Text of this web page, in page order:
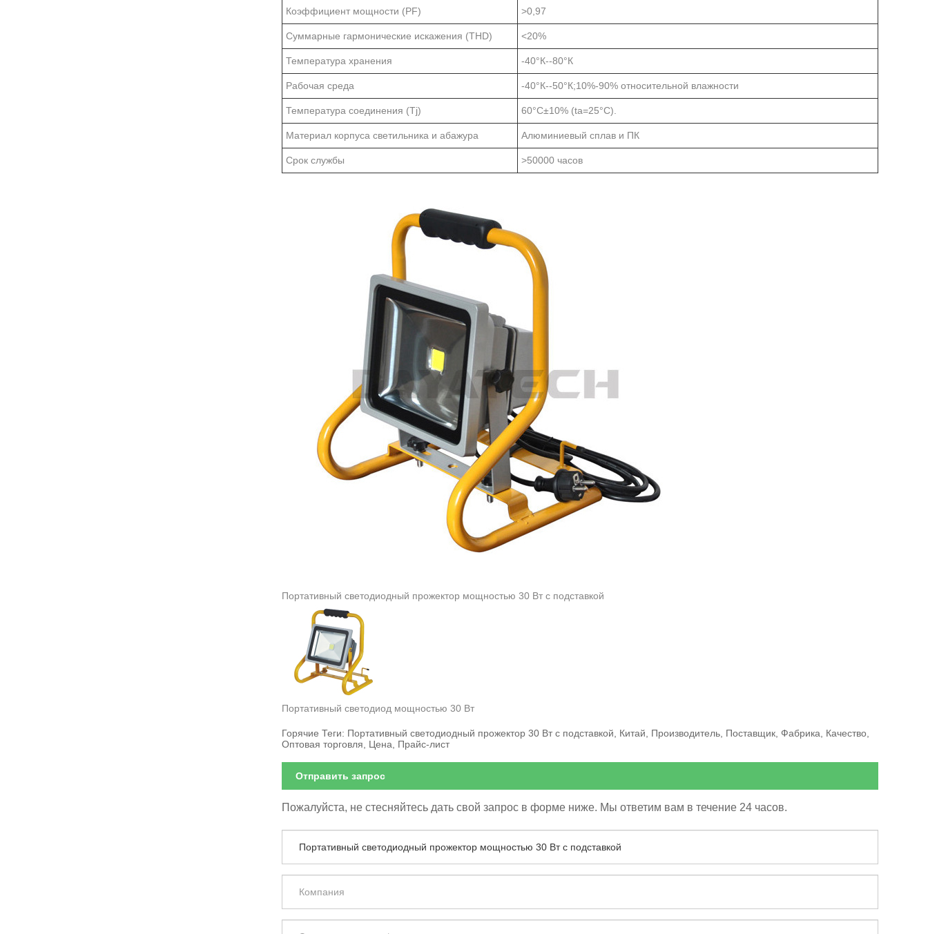
Коэффициент мощности (PF) >0,97
Суммарные гармонические искажения (THD) <20%
Температура хранения -40°К--80°К
Рабочая среда -40°К--50°К;10%-90% относительной влажности
Температура соединения (Tj) 60°С±10% (ta=25°С).
Материал корпуса светильника и абажура Алюминиевый сплав и ПК
Срок службы >50000 часов
Портативный светодиодный прожектор мощностью 30 Вт с подставкой
Портативный светодиод мощностью 30 Вт
Горячие Теги: Портативный светодиодный прожектор 30 Вт с подставкой, Китай, Производитель, Поставщик, Фабрика, Качество,
Оптовая торговля, Цена, Прайс-лист
Отправить запрос
Пожалуйста, не стесняйтесь дать свой запрос в форме ниже. Мы ответим вам в течение 24 часов.